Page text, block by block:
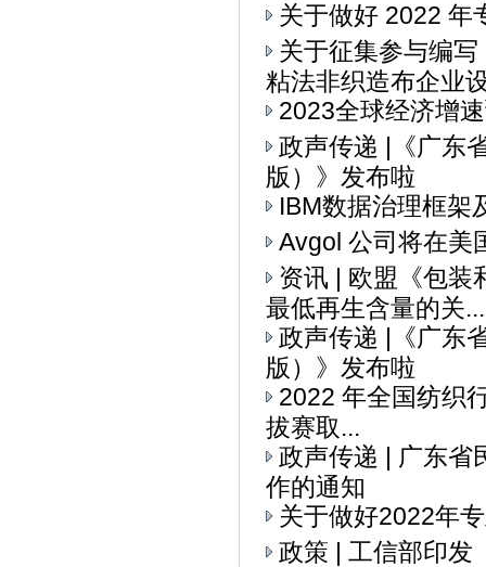
关于做好 2022 年
关于征集参与编
粘法非织造布企业
2023全球经济增
政声传递 |《广东
版）》发布啦
IBM数据治理框架
Avgol 公司将在美
资讯 | 欧盟《包装
最低再生含量的关...
政声传递 |《广东
版）》发布啦
2022 年全国纺织
拔赛取...
政声传递 | 广东省
作的通知
关于做好2022年
政策 | 工信部印发